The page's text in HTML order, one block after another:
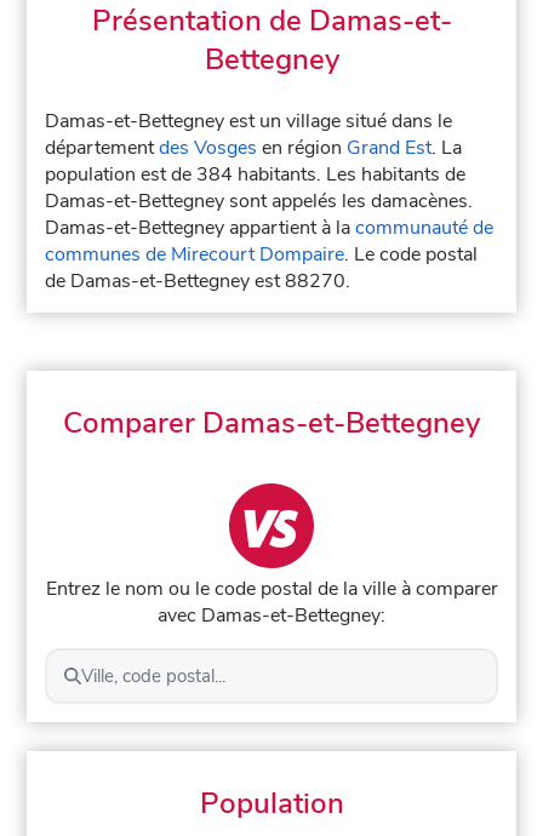
Présentation de Damas-et-
Bettegney
Damas-et-Bettegney est un village situé dans le
départementdes Vosges en région Grand Est. La
population est de 384 habitants. Les habitants de
Damas-et-Bettegney sont appelés les damacènes.
Damas-et-Bettegney appartient à lacommunauté de
communes de Mirecourt Dompaire. Le code postal
de Damas-et-Bettegney est 88270.
Comparer Damas-et-Bettegney
Entrez le nom ou le code postal de la ville à comparer
avec Damas-et-Bettegney:
Ville, code postal...
Population